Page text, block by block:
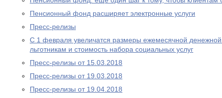
Пенсионный фонд расширяет электронные услуги
Пресс-релизы
С 1 февраля увеличатся размеры ежемесячной
льготникам и стоимость набора социальных услуг
Пресс-релизы от 15.03.2018
Пресс-релизы от 19.03.2018
Пресс-релизы от 19.04.2018